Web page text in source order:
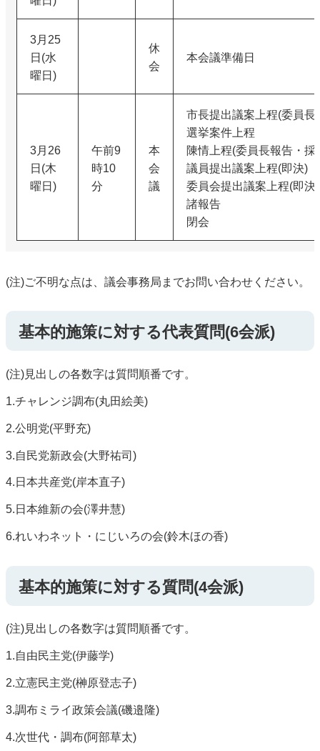
3月25
日(水
曜日)
休
会
本会議準備日
3月26
日(木
曜日)
午前9
時10
分
本
会
議
市長提出議案上程(委員
選挙案件上程
陳情上程(委員長報告・採
議員提出議案上程(即決)
委員会提出議案上程(即決)
諸報告
閉会
(注)ご不明な点は、議会事務局までお問い合わせください。
基本的施策に対する代表質問(6会派)
(注)見出しの各数字は質問順番です。
1.チャレンジ調布(丸田絵美)
2.公明党(平野充)
3.自民党新政会(大野祐司)
4.日本共産党(岸本直子)
5.日本維新の会(澤井慧)
6.れいわネット・にじいろの会(鈴木ほの香)
基本的施策に対する質問(4会派)
(注)見出しの各数字は質問順番です。
1.自由民主党(伊藤学)
2.立憲民主党(榊原登志子)
3.調布ミライ政策会議(磯邉隆)
4.次世代・調布(阿部草太)